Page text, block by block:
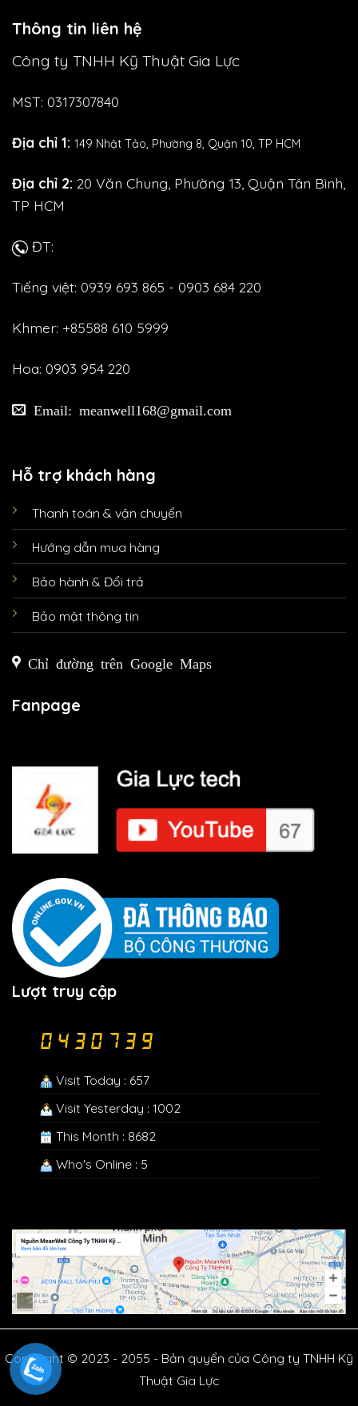
Thông tin liên hệ
Công ty TNHH Kỹ Thuật Gia Lực
MST: 0317307840
Địa chỉ 1: 149 Nhật Tảo, Phường 8, Quận 10, TP HCM
Địa chỉ 2: 20 Văn Chung, Phường 13, Quận Tân Bình,
TP HCM
ĐT:
Tiếng việt: 0939 693 865 - 0903 684 220
Khmer: +85588 610 5999
Hoa: 0903 954 220
Email: meanwell168@gmail.com
Hỗ trợ khách hàng
Thanh toán & vận chuyển
Hướng dẫn mua hàng
Bảo hành & Đổi trả
Bảo mật thông tin
Chỉ đường trên Google Maps
Fanpage
Lượt truy cập
Visit Today : 657
Visit Yesterday : 1002
This Month : 8682
Who's Online : 5
Copyright © 2023 - 2055 - Bản quyển của Công ty TNHH Kỹ
Thuật Gia Lực